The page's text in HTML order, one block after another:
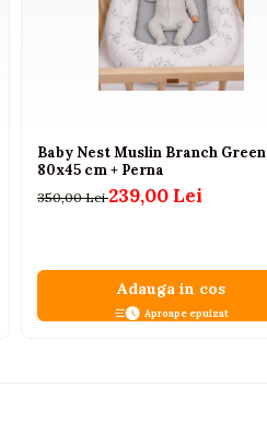
Baby Nest Muslin Branch Green
80x45 cm + Perna
350,00 Lei239,00 Lei
Adauga in cos
Aproape epuizat